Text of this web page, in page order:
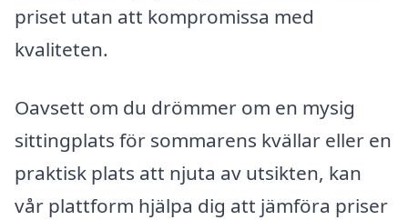
priset utan att kompromissa med
kvaliteten.
Oavsett om du drömmer om en mysig
sittingplats för sommarens kvällar eller en
praktisk plats att njuta av utsikten, kan
vår plattform hjälpa dig att jämföra priser